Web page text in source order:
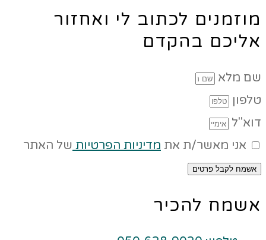
מוזמנים לכתוב לי ואחזור
אליכם בהקדם
שם מלא
טלפון
דוא"ל
אני מאשר/ת את מדיניות הפרטיות של האתר
אשמח לקבל פרטים
אשמח להכיר